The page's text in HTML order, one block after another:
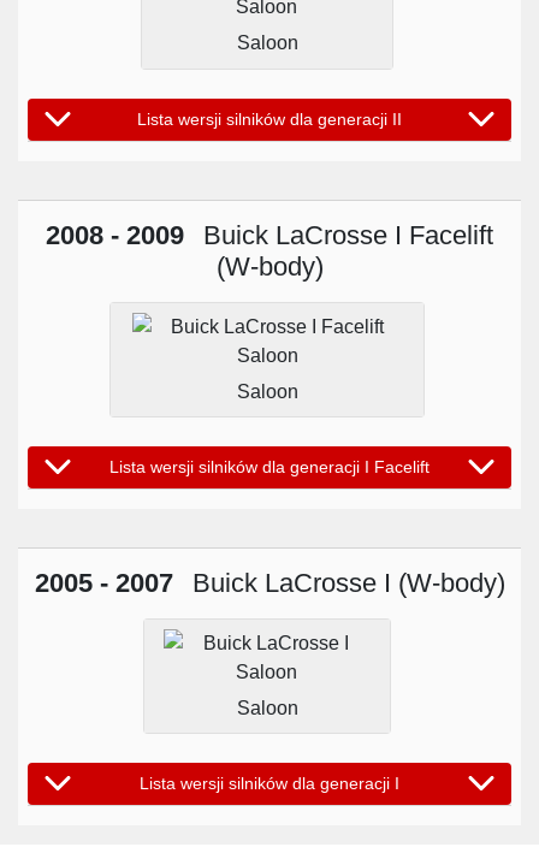
Saloon
Lista wersji silników dla generacji II
2008 - 2009
Buick LaCrosse I Facelift
(W-body)
Saloon
Lista wersji silników dla generacji I Facelift
2005 - 2007 Buick LaCrosse I (W-body)
Saloon
Lista wersji silników dla generacji I